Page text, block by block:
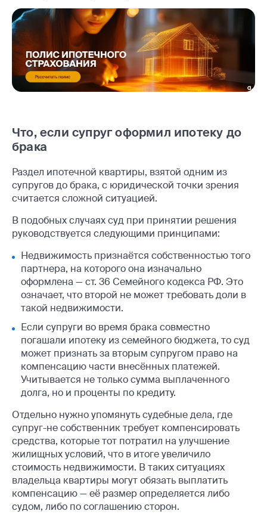
Что, если супруг оформил ипотеку до
брака
Раздел ипотечной квартиры, взятой одним из
супругов до брака, с юридической точки зрения
считается сложной ситуацией.
В подобных случаях суд при принятии решения
руководствуется следующими принципами:
Недвижимость признаётся собственностью того
партнера, на которого она изначально
оформлена — ст. 36 Семейного кодекса РФ. Это
означает, что второй не может требовать доли в
такой недвижимости.
Если супруги во время брака совместно
погашали ипотеку из семейного бюджета, то суд
может признать за вторым супругом право на
компенсацию части внесённых платежей.
Учитывается не только сумма выплаченного
долга, но и проценты по кредиту.
Отдельно нужно упомянуть судебные дела, где
супруг-не собственник требует компенсировать
средства, которые тот потратил на улучшение
жилищных условий, что в итоге увеличило
стоимость недвижимости. В таких ситуациях
владельца квартиры могут обязать выплатить
компенсацию — её размер определяется либо
судом, либо по соглашению сторон.